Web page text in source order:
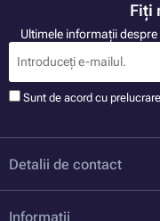
Fiți
Ultimele informații
Sunt de acord cu
Detalii de contact
Informatii